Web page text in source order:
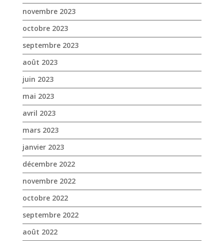
novembre 2023
octobre 2023
septembre 2023
août 2023
juin 2023
mai 2023
avril 2023
mars 2023
janvier 2023
décembre 2022
novembre 2022
octobre 2022
septembre 2022
août 2022